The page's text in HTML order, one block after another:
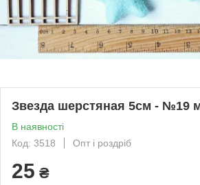
Звезда шерстяная 5см - №19
В наявності
Код: 3518
Опт і роздріб
25 ₴